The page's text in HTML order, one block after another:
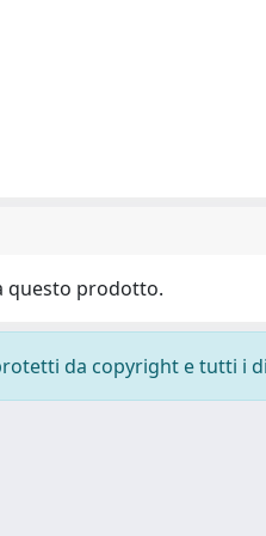
questo prodotto.
da copyright e tutti i